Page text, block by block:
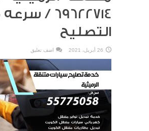
69622714‬ /
التصليح
26 أبريل، 2021 اضف تعليق